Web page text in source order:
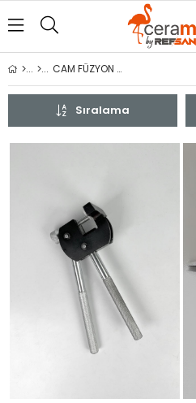
CAM FÜZYON ATÖLYESİ
Sıralama